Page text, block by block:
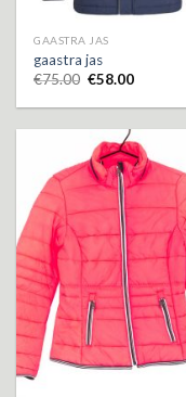
GAASTRA JAS
gaastra jas
€75.00 €58.00